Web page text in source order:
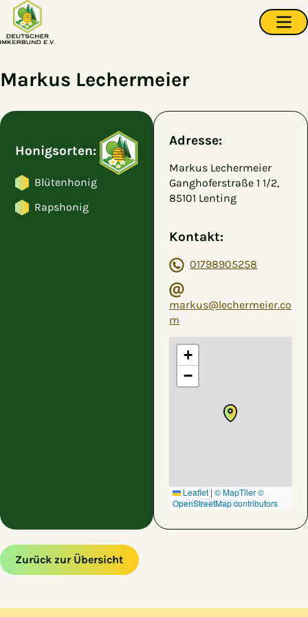
Zum Hauptinhalt springen
Markus Lechermeier
Honigsorten:
Blütenhonig
Rapshonig
Adresse:
Markus Lechermeier
Ganghoferstraße 1 1/2,
85101 Lenting
Kontakt:
01798905258
markus@lechermeier.co
m
+
−
Leaflet | © MapTiler©
OpenStreetMap contributors
Zurück zur Übersicht